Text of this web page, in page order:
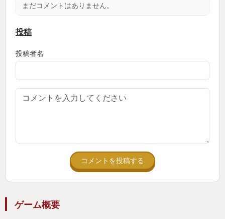
まだコメントはありません。
投稿
投稿者名
コメントを投稿する
ゲーム概要